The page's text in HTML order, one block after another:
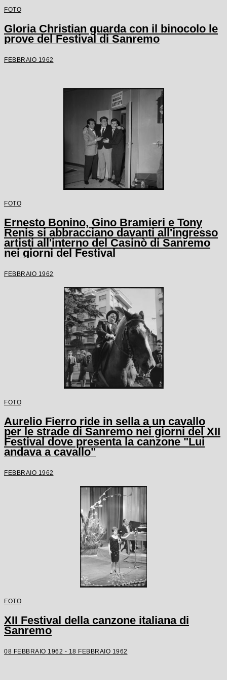
FOTO
Gloria Christian guarda con il binocolo le
prove del Festival di Sanremo
FEBBRAIO 1962
FOTO
Ernesto Bonino, Gino Bramieri e Tony
Renis si abbracciano davanti all'ingresso
artisti all'interno del Casinò di Sanremo
nei giorni del Festival
FEBBRAIO 1962
FOTO
Aurelio Fierro ride in sella a un cavallo
per le strade di Sanremo nei giorni del XII
Festival dove presenta la canzone "Lui
andava a cavallo"
FEBBRAIO 1962
FOTO
XII Festival della canzone italiana di
Sanremo
08 FEBBRAIO 1962 - 18 FEBBRAIO 1962